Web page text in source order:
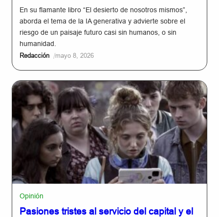
En su flamante libro “El desierto de nosotros mismos”,
aborda el tema de la IA generativa y advierte sobre el
riesgo de un paisaje futuro casi sin humanos, o sin
humanidad.
Redacción /mayo 8, 2026
Opinión
Pasiones tristes al servicio del capital y el